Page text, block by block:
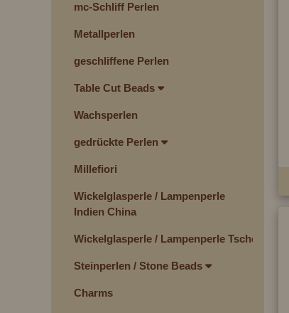
mc-Schliff Perlen
Metallperlen
geschliffene Perlen
Table Cut Beads
Wachsperlen
gedrückte Perlen
Millefiori
Wickelglasperle / Lampenperle
Indien China
Wickelglasperle / Lampenperle Tschechien
Steinperlen / Stone Beads
Charms